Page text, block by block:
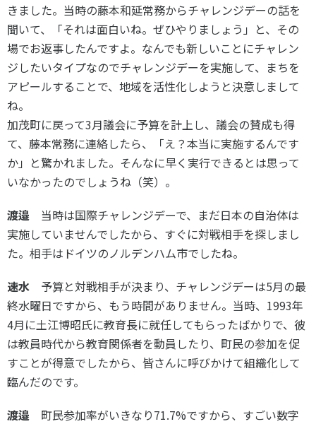
きました。当時の藤本和延常務からチャレンジデーの話を
聞いて、「それは面白いね。ぜひやりましょう」と、その
場でお返事したんですよ。なんでも新しいことにチャレン
ジしたいタイプなのでチャレンジデーを実施して、まちを
アピールすることで、地域を活性化しようと決意しまして
ね。
加茂町に戻って3月議会に予算を計上し、議会の賛成も得
て、藤本常務に連絡したら、「え？本当に実施するんです
か」と驚かれました。そんなに早く実行できるとは思って
いなかったのでしょうね（笑）。
渡邉 当時は国際チャレンジデーで、まだ日本の自治体は
実施していませんでしたから、すぐに対戦相手を探しまし
た。相手はドイツのノルデンハム市でしたね。
速水 予算と対戦相手が決まり、チャレンジデーは5月の最
終水曜日ですから、もう時間がありません。当時、1993年
4月に土江博昭氏に教育長に就任してもらったばかりで、彼
は教員時代から教育関係者を動員したり、町民の参加を促
すことが得意でしたから、皆さんに呼びかけて組織化して
臨んだのです。
渡邉 町民参加率がいきなり71.7%ですから、すごい数字